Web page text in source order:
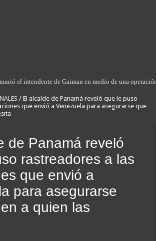
el intendente de Gaiman en medio de una
/ El alcalde de Panamá reveló que le puso
que envió a Venezuela para asegurarse que
de Panamá reveló
rastreadores a las
que envió a
para asegurarse
a quien las